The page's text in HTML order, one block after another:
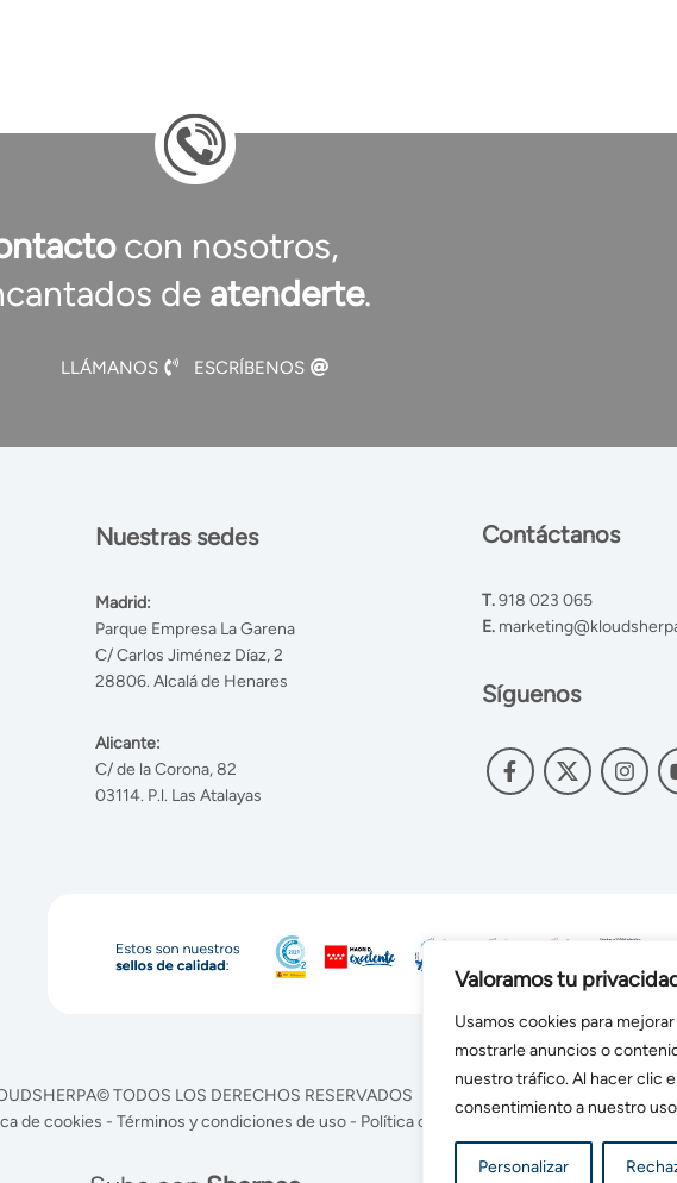
Valoramos tu
Usamos cookies para
mostrarle anuncios o
nuestro tráfico. Al hacer clic
consentimiento a nuestro
Personalizar
con nosotros,
de atenderte.
LLÁMANOS ESCRÍBENOS
Nuestras sedes
Madrid:
Parque Empresa La Garena
C/ Carlos Jiménez Díaz, 2
28806. Alcalá de Henares
Alicante:
C/ de la Corona, 82
03114. P.l. Las Atalayas
Contáctanos
T.918 023 065
E.
Síguenos
TODOS LOS DERECHOS RESERVADOS
de cookies - Términos y condiciones de uso - Política de privacidad